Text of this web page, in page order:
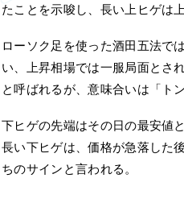
たことを示唆し、長い上ヒゲは
ローソク足を使った酒田五法で
い、上昇相場では一服局面とさ
と呼ばれるが、意味合いは「ト
下ヒゲの先端はその日の最安値
長い下ヒゲは、価格が急落した
ちのサインと言われる。